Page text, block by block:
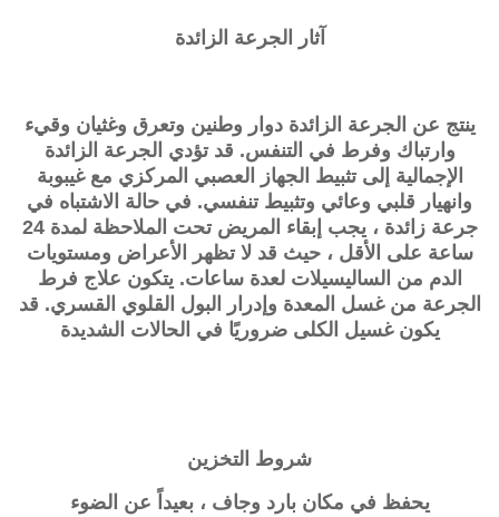
آثار الجرعة الزائدة
ينتج عن الجرعة الزائدة دوار وطنين وتعرق وغثيان وقيء
وارتباك وفرط في التنفس. قد تؤدي الجرعة الزائدة
الإجمالية إلى تثبيط الجهاز العصبي المركزي مع غيبوبة
وانهيار قلبي وعائي وتثبيط تنفسي. في حالة الاشتباه في
جرعة زائدة ، يجب إبقاء المريض تحت الملاحظة لمدة 24
ساعة على الأقل ، حيث قد لا تظهر الأعراض ومستويات
الدم من الساليسيلات لعدة ساعات. يتكون علاج فرط
الجرعة من غسل المعدة وإدرار البول القلوي القسري. قد
يكون غسيل الكلى ضروريًا في الحالات الشديدة
شروط التخزين
يحفظ في مكان بارد وجاف ، بعيداً عن الضوء